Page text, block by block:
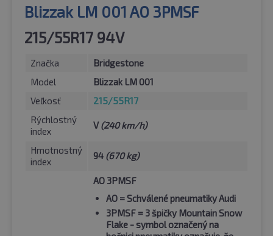
Blizzak LM 001 AO 3PMSF
215/55R17 94V
Značka
Bridgestone
Model
Blizzak LM 001
Veľkosť
215/55R17
Rýchlostný
index
V(240 km/h)
Hmotnostný
index
94 (670 kg)
AO 3PMSF
AO = Schválené pneumatiky Audi
3PMSF = 3 špičky Mountain Snow
Flake - symbol označený na